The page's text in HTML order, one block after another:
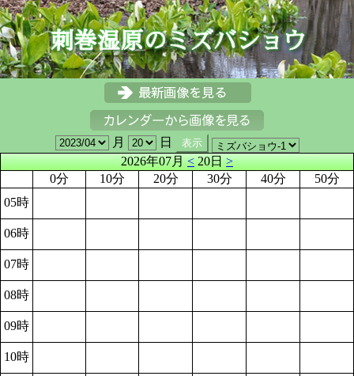
月
日
2026年07月<20日>
0分
10分 20分 30分 40分
50分
05時
06時
07時
08時
09時
10時